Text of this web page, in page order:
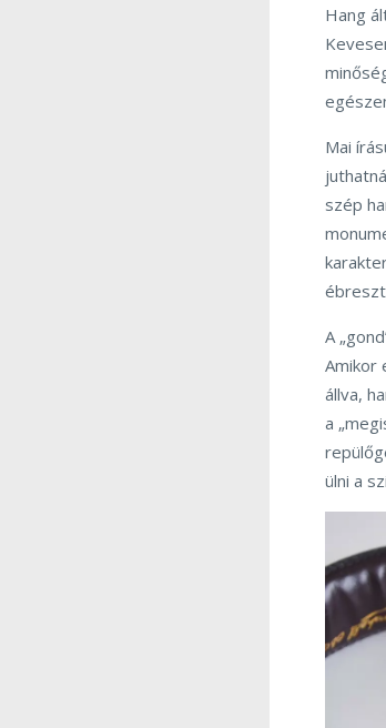
Hang
Mai
szép
ébreszt
A
Amikor
állva,
a
ülni a